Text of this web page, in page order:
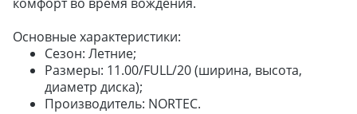
комфорт во время вождения.
Основные характеристики:
Сезон: Летние;
Размеры: 11.00/FULL/20 (ширина, высота,
диаметр диска);
Производитель: NORTEC.